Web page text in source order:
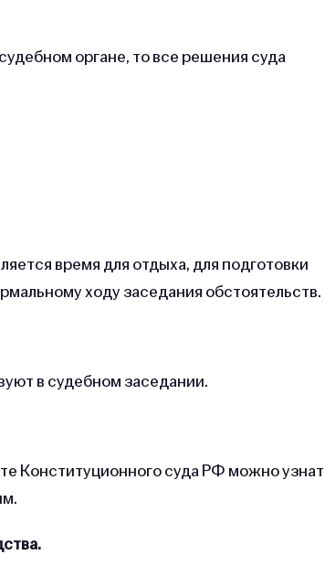
органе, то все решения суда
время для отдыха, для подготовки
ходу заседания обстоятельств.
в судебном заседании.
Конституционного суда РФ можно